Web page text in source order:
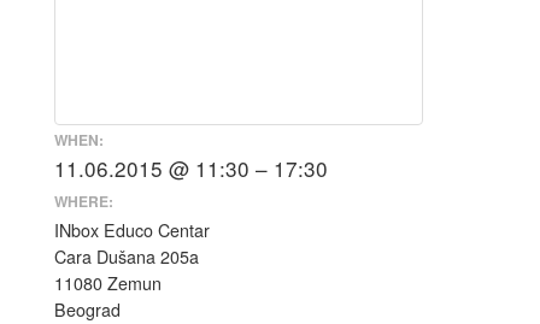
WHEN:
11.06.2015 @ 11:30 – 17:30
WHERE:
INbox Educo Centar
Cara Dušana 205a
11080 Zemun
Beograd